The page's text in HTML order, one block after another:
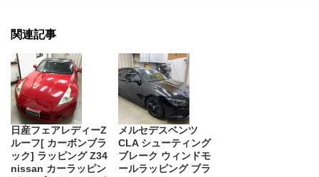
関連記事
日産フェアレディーZ
ルーフ[ カーボンブラ
ック] ラッピング Z34
nissan カーラッピン
メルセデスベンツ
CLA シューティング
ブレーク ウィンドモ
ールラッピング ブラ